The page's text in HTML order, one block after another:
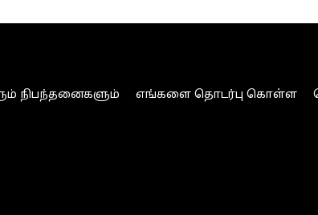
நிபந்தனைகளும் எங்களை தொடர்பு கொள்ள